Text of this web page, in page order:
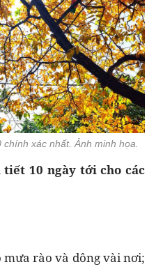
xác nhất. Ảnh minh họa.
10 ngày tới cho các
mưa rào và dông vài nơi;